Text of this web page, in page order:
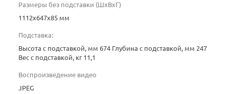
Размеры без подставки (ШxВxГ)
1112х647х85 мм
Подставка:
Высота с подставкой, мм 674 Глубина с подставкой, мм 247
Вес с подставкой, кг 11,1
Воспроизведение видео
JPEG